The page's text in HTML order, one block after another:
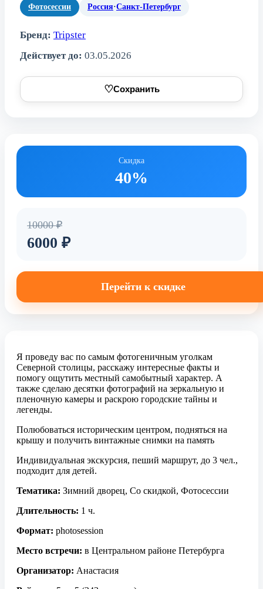
Фотосессии Россия·Санкт-Петербург
Бренд: Tripster
Действует до: 03.05.2026
♡Сохранить
Скидка
40%
10000 ₽
6000 ₽
Перейти к скидке
Я проведу вас по самым фотогеничным уголкам
Северной столицы, расскажу интересные факты и
помогу ощутить местный самобытный характер. А
также сделаю десятки фотографий на зеркальную и
пленочную камеры и раскрою городские тайны и
легенды.
Полюбоваться историческим центром, подняться на
крышу и получить винтажные снимки на память
Индивидуальная экскурсия, пеший маршрут, до 3 чел.,
подходит для детей.
Тематика: Зимний дворец, Со скидкой, Фотосессии
Длительность: 1 ч.
Формат: photosession
Место встречи: в Центральном районе Петербурга
Организатор: Анастасия